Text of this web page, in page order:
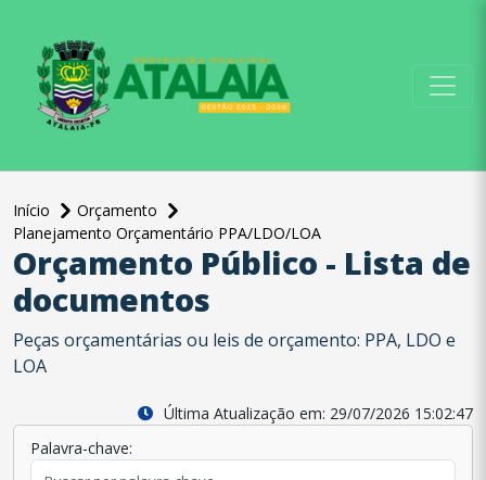
Início
Orçamento
Planejamento Orçamentário PPA/LDO/LOA
Orçamento Público - Lista de
documentos
Peças orçamentárias ou leis de orçamento: PPA, LDO e
LOA
Última Atualização em: 29/07/2026 15:02:47
Palavra-chave: